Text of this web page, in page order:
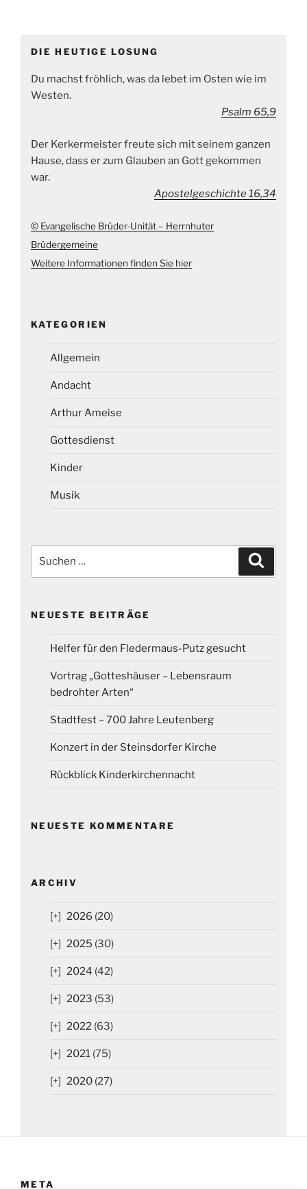
DIE HEUTIGE LOSUNG
Du machst fröhlich, was da lebet im Osten wie im
Westen.
Psalm 65,9
Der Kerkermeister freute sich mit seinem ganzen
Hause, dass er zum Glauben an Gott gekommen
war.
Apostelgeschichte 16,34
© Evangelische Brüder-Unität – Herrnhuter
Brüdergemeine
Weitere Informationen finden Sie hier
KATEGORIEN
Allgemein
Andacht
Arthur Ameise
Gottesdienst
Kinder
Musik
nach:
NEUESTE BEITRÄGE
Helfer für den Fledermaus-Putz gesucht
Vortrag „Gotteshäuser – Lebensraum
bedrohter Arten“
Stadtfest – 700 Jahre Leutenberg
Konzert in der Steinsdorfer Kirche
Rückblick Kinderkirchennacht
NEUESTE KOMMENTARE
ARCHIV
2026 (20)
2025 (30)
2024 (42)
2023 (53)
2022 (63)
2021 (75)
2020 (27)
META